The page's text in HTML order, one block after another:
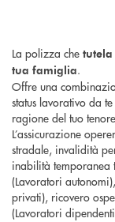
La polizza che
tua famiglia.
Offre una
status lavorativo da
ragione del tuo
L’assicurazione
stradale, invalidità
inabilità temporanea
(Lavoratori
privati), ricovero
(Lavoratori